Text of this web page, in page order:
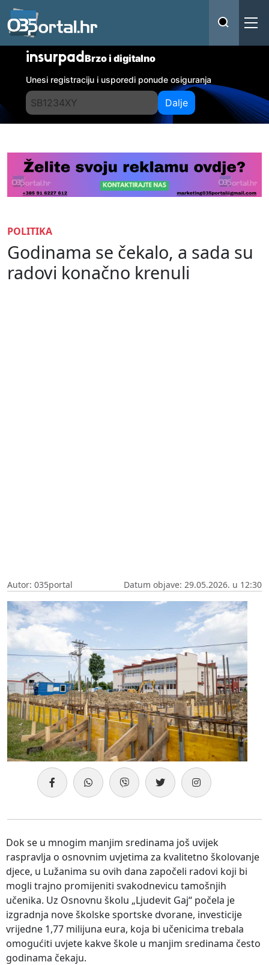
insurpadBrzo i digitalno
Unesi registraciju i usporedi ponude osiguranja
Dalje
POLITIKA
Godinama se čekalo, a sada su
radovi konačno krenuli
Autor: 035portal Datum objave: 29.05.2026. u 12:30
Dok se u mnogim manjim sredinama još uvijek
raspravlja o osnovnim uvjetima za kvalitetno školovanje
djece, u Lužanima su ovih dana započeli radovi koji bi
mogli trajno promijeniti svakodnevicu tamošnjih
učenika. Uz Osnovnu školu „Ljudevit Gaj“ počela je
izgradnja nove školske sportske dvorane, investicije
vrijedne 1,77 milijuna eura, koja bi učenicima trebala
omogućiti uvjete kakve škole u manjim sredinama često
godinama čekaju.